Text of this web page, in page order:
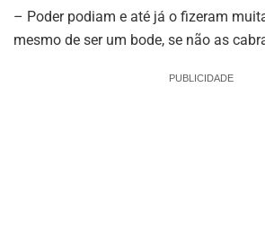
– Poder podiam e até já o fizeram
mesmo de ser um bode, se não as
PUBLICIDADE